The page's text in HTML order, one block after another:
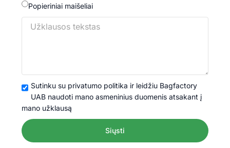
Popieriniai maišeliai
Sutinku su privatumo politika ir leidžiu Bagfactory
UAB naudoti mano asmeninius duomenis atsakant į
mano užklausą
Siųsti